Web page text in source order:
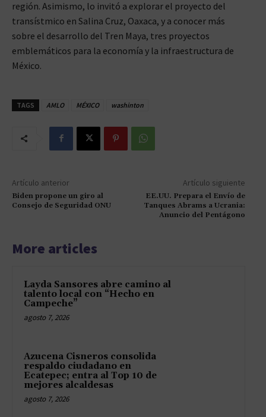
región. Asimismo, lo invitó a explorar el proyecto del
transístmico en Salina Cruz, Oaxaca, y a conocer más
sobre el desarrollo del Tren Maya, tres proyectos
emblemáticos para la economía y la infraestructura de
México.
TAGS AMLO MÉXICO washinton
Artículo anterior
Biden propone un giro al
Consejo de Seguridad ONU
Artículo siguiente
EE.UU. Prepara el Envío de
Tanques Abrams a Ucrania:
Anuncio del Pentágono
More articles
Layda Sansores abre camino al
talento local con “Hecho en
Campeche”
agosto 7, 2026
Azucena Cisneros consolida
respaldo ciudadano en
Ecatepec; entra al Top 10 de
mejores alcaldesas
agosto 7, 2026